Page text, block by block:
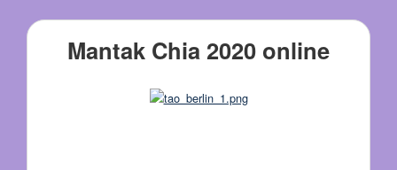
Mantak Chia 2020 online